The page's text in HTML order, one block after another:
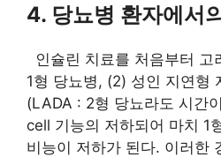
4. 당뇨병 환자에서
인슐린 치료를 처음부터 고
1형 당뇨병, (2) 성인 지연형
(LADA : 2형 당뇨라도 시간
cell 기능의 저하되어 마치 1
비능이 저하가 된다. 이러한